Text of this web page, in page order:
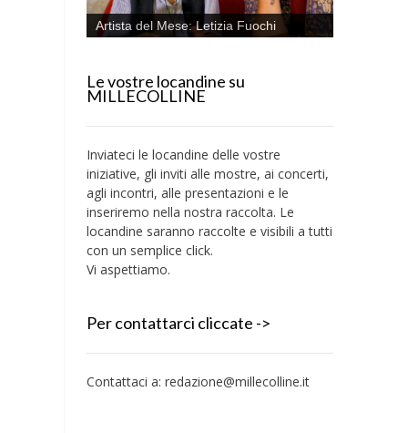
Artista del Mese: Letizia Fuochi
Le vostre locandine su
MILLECOLLINE
Inviateci le locandine delle vostre
iniziative, gli inviti alle mostre, ai concerti,
agli incontri, alle presentazioni e le
inseriremo nella nostra raccolta. Le
locandine saranno raccolte e visibili a tutti
con un semplice click.
Vi aspettiamo.
Per contattarci cliccate ->
Contattaci a: redazione@millecolline.it